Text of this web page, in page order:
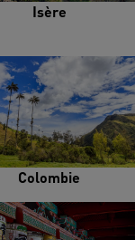
Isère
Colombie